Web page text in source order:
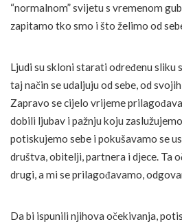
“normalnom” svijetu s vremenom
zapitamo tko smo i što želimo od
Ljudi su skloni starati određenu sliku
taj način se udaljuju od sebe, od
Zapravo se cijelo vrijeme
dobili ljubav i pažnju koju
potiskujemo sebe i pokušavamo se
društva, obitelji, partnera i djece. Ta
drugi, a mi se prilagođavamo,
Da bi ispunili njihova očekivanja,